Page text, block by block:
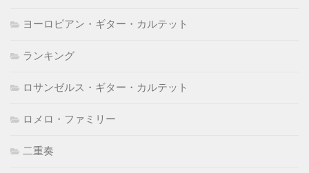
ヨーロピアン・ギター・カルテット
ランキング
ロサンゼルス・ギター・カルテット
ロメロ・ファミリー
二重奏